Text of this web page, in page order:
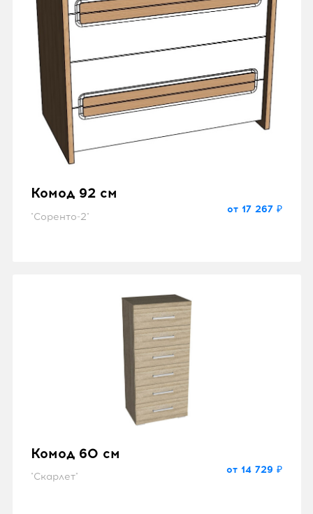
Комод 92 см
"Соренто-2"
от 17 267 ₽
Комод 60 см
"Скарлет"
от 14 729 ₽